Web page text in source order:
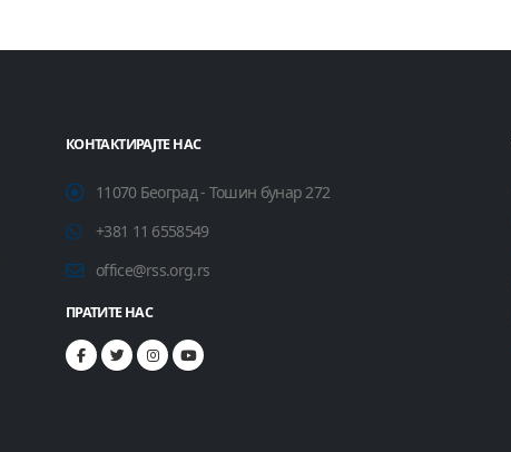
КОНТАКТИРАЈТЕ НАС
11070 Београд - Тошин бунар 272
+381 11 6558549
office@rss.org.rs
ПРАТИТЕ НАС